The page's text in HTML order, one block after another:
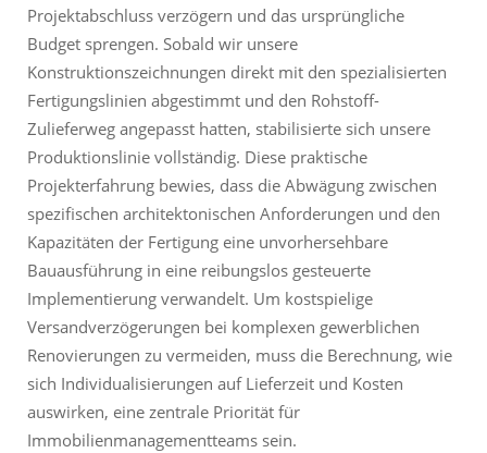
Projektabschluss verzögern und das ursprüngliche
Budget sprengen. Sobald wir unsere
Konstruktionszeichnungen direkt mit den spezialisierten
Fertigungslinien abgestimmt und den Rohstoff-
Zulieferweg angepasst hatten, stabilisierte sich unsere
Produktionslinie vollständig. Diese praktische
Projekterfahrung bewies, dass die Abwägung zwischen
spezifischen architektonischen Anforderungen und den
Kapazitäten der Fertigung eine unvorhersehbare
Bauausführung in eine reibungslos gesteuerte
Implementierung verwandelt. Um kostspielige
Versandverzögerungen bei komplexen gewerblichen
Renovierungen zu vermeiden, muss die Berechnung, wie
sich Individualisierungen auf Lieferzeit und Kosten
auswirken, eine zentrale Priorität für
Immobilienmanagementteams sein.